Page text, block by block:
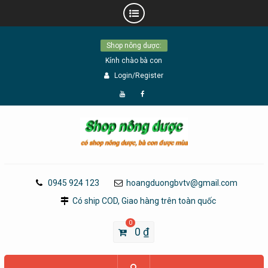
Shop nông dược:
Kính chào bà con
Login/Register
Đăng
YouTube
Page
0945 924 123
hoangduongbvtv@gmail.com
Có ship COD, Giao hàng trên toàn quốc
0
0₫